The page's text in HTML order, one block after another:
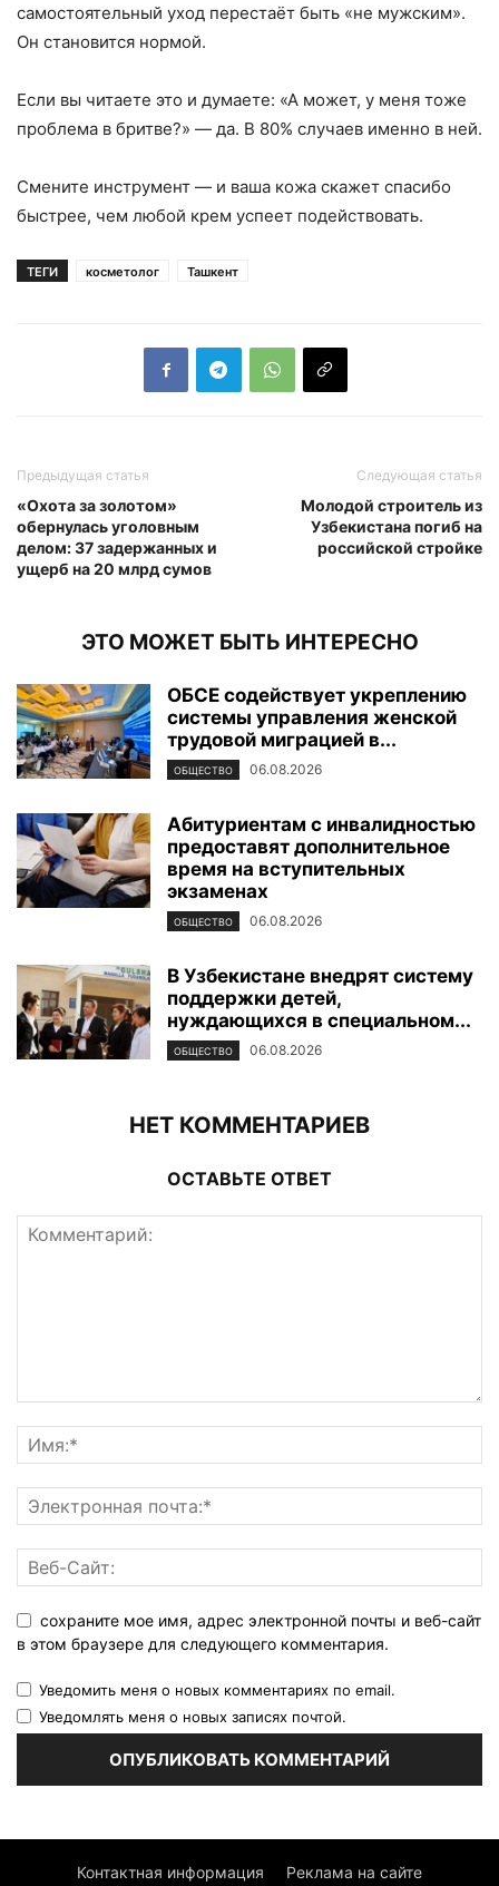
самостоятельный уход перестаёт быть «не мужским».
Он становится нормой.
Если вы читаете это и думаете: «А может, у меня тоже
проблема в бритве?» — да. В 80% случаев именно в ней.
Смените инструмент — и ваша кожа скажет спасибо
быстрее, чем любой крем успеет подействовать.
ТЕГИ косметолог Ташкент
Предыдущая статья
«Охота за золотом»
обернулась уголовным
делом: 37 задержанных и
ущерб на 20 млрд сумов
Следующая статья
Молодой строитель из
Узбекистана погиб на
российской стройке
ЭТО МОЖЕТ БЫТЬ ИНТЕРЕСНО
ОБСЕ содействует укреплению
системы управления женской
трудовой миграцией в...
ОБЩЕСТВО 06.08.2026
Абитуриентам с инвалидностью
предоставят дополнительное
время на вступительных
экзаменах
ОБЩЕСТВО 06.08.2026
В Узбекистане внедрят систему
поддержки детей,
нуждающихся в специальном...
ОБЩЕСТВО 06.08.2026
НЕТ КОММЕНТАРИЕВ
ОСТАВЬТЕ ОТВЕТ
сохраните мое имя, адрес электронной почты и веб-сайт
в этом браузере для следующего комментария.
Уведомить меня о новых комментариях по email.
Уведомлять меня о новых записях почтой.
Контактная информация Реклама на сайте